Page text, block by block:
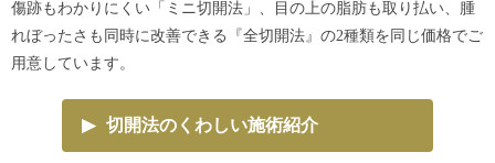
傷跡もわかりにくい「ミニ切開法」、目の上の脂肪も取り払い、腫
れぼったさも同時に改善できる『全切開法』の2種類を同じ価格でご
用意しています。
▶ 切開法のくわしい施術紹介